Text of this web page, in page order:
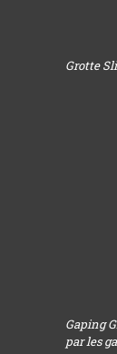
Grotte
Gaping
par les